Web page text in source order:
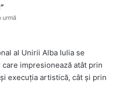
urmă
al Unirii Alba Iulia se
impresionează atât prin
execuția artistică, cât și prin